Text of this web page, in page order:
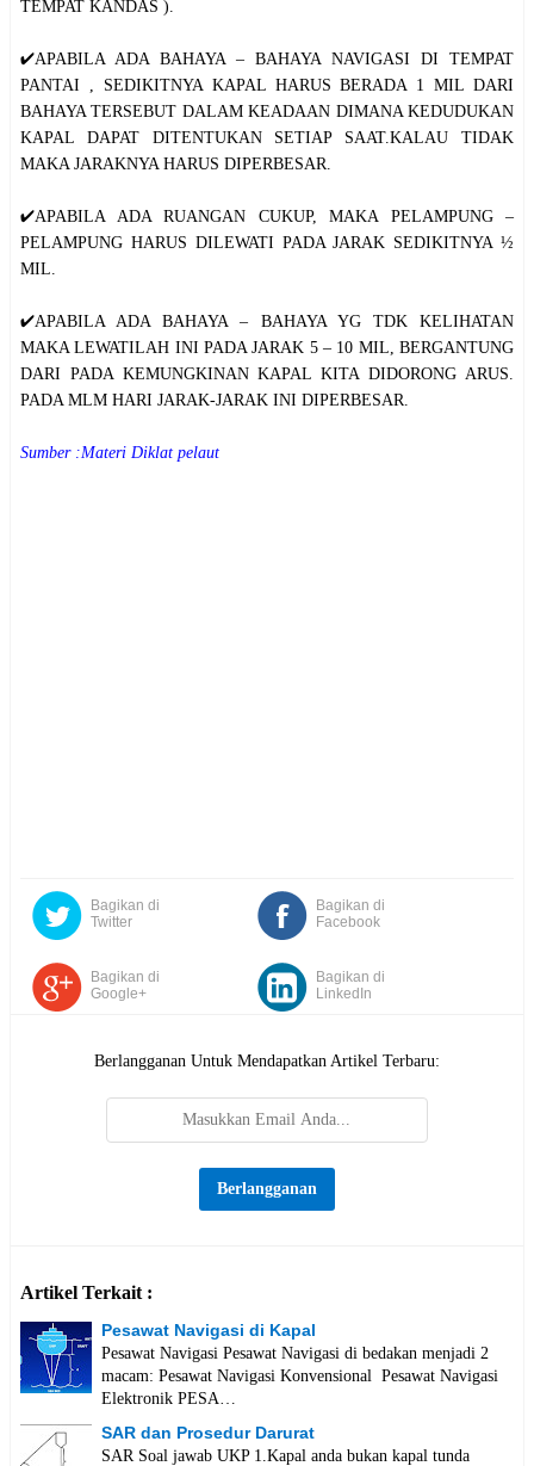
TEMPAT KANDAS ).
✔️APABILA ADA BAHAYA – BAHAYA NAVIGASI DI TEMPAT
PANTAI , SEDIKITNYA KAPAL HARUS BERADA 1 MIL DARI
BAHAYA TERSEBUT DALAM KEADAAN DIMANA KEDUDUKAN
KAPAL DAPAT DITENTUKAN SETIAP SAAT.KALAU TIDAK
MAKA JARAKNYA HARUS DIPERBESAR.
✔️APABILA ADA RUANGAN CUKUP, MAKA PELAMPUNG –
PELAMPUNG HARUS DILEWATI PADA JARAK SEDIKITNYA ½
MIL.
✔️APABILA ADA BAHAYA – BAHAYA YG TDK KELIHATAN
MAKA LEWATILAH INI PADA JARAK 5 – 10 MIL, BERGANTUNG
DARI PADA KEMUNGKINAN KAPAL KITA DIDORONG ARUS.
PADA MLM HARI JARAK-JARAK INI DIPERBESAR.
Sumber :Materi Diklat pelaut
Bagikan di
Facebook
Bagikan di
Twitter
Bagikan di
Google+
Bagikan di
LinkedIn
Berlangganan Untuk Mendapatkan Artikel Terbaru:
Artikel Terkait :
Pesawat Navigasi di Kapal
Pesawat Navigasi Pesawat Navigasi di bedakan menjadi 2
macam: Pesawat Navigasi Konvensional Pesawat Navigasi
Elektronik PESA…
SAR dan Prosedur Darurat
SAR Soal jawab UKP 1.Kapal anda bukan kapal tunda